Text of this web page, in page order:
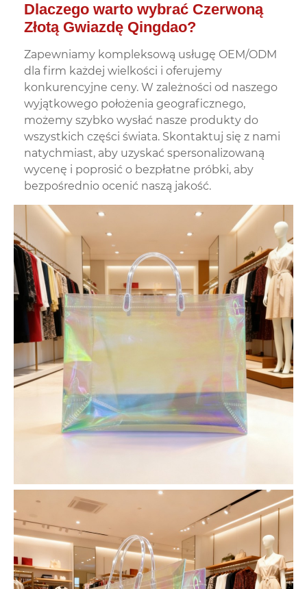
Dlaczego warto wybrać Czerwoną
Złotą Gwiazdę Qingdao?
Zapewniamy kompleksową usługę OEM/ODM
dla firm każdej wielkości i oferujemy
konkurencyjne ceny. W zależności od naszego
wyjątkowego położenia geograficznego,
możemy szybko wysłać nasze produkty do
wszystkich części świata. Skontaktuj się z nami
natychmiast, aby uzyskać spersonalizowaną
wycenę i poprosić o bezpłatne próbki, aby
bezpośrednio ocenić naszą jakość.